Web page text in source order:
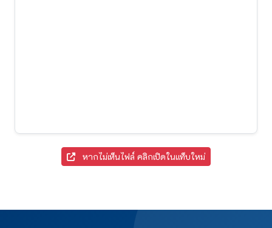
หากไม่เห็นไฟล์ คลิกเปิดในแท็บใหม่